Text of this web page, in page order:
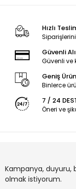
Hızlı
Güvenli
Güvenli ve
Geniş
Binlerce
7 / 24
Öneri ve
Kampanya, duyuru,
olmak istiyorum.